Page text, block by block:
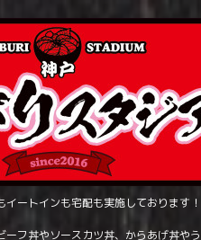
ートインも宅配も実施しております！
フ丼やソースカツ丼、からあげ丼や